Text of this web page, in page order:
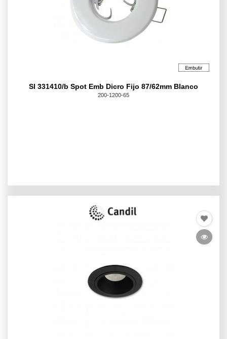
Sl 331410/b Spot Emb Dicro Fijo 87/62mm Blanco
200-1200-65